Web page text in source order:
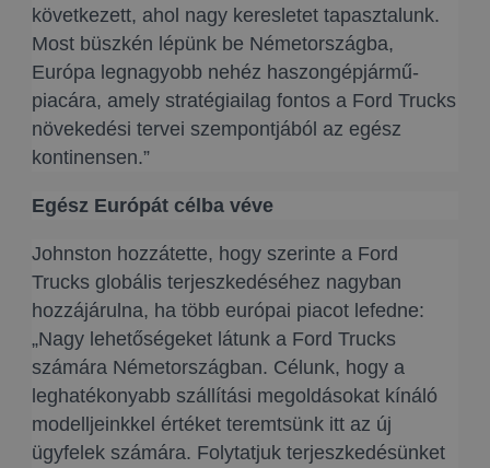
következett, ahol nagy keresletet tapasztalunk.
Most büszkén lépünk be Németországba,
Európa legnagyobb nehéz haszongépjármű-
piacára, amely stratégiailag fontos a Ford Trucks
növekedési tervei szempontjából az egész
kontinensen.”
Egész Európát célba véve
Johnston hozzátette, hogy szerinte a Ford
Trucks globális terjeszkedéséhez nagyban
hozzájárulna, ha több európai piacot lefedne:
„Nagy lehetőségeket látunk a Ford Trucks
számára Németországban. Célunk, hogy a
leghatékonyabb szállítási megoldásokat kínáló
modelljeinkkel értéket teremtsünk itt az új
ügyfelek számára. Folytatjuk terjeszkedésünket